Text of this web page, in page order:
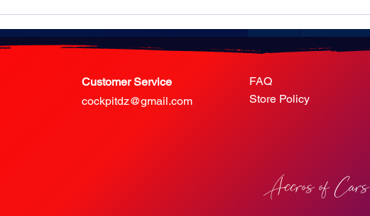
Un couple et un Toyota FJ60
pour le plus long road trip du
monde
Customer Service
cockpitdz@gmail.com
FAQ
Store Policy
Accros of Cars